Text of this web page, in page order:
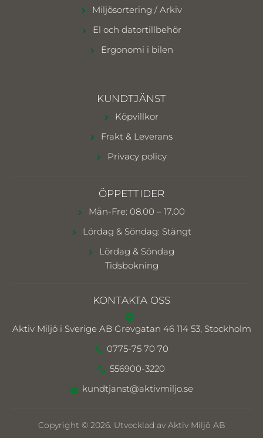
Miljösortering / Arkiv
El och datortillbehör
Ergonomi i bilen
KUNDTJÄNST
Köpvillkor
Frakt & Leverans
Privacy policy
ÖPPETTIDER
Mån-Fre: 08.00 – 17.00
Lördag & Söndag: Stängt
Lördag & Söndag
Tidsbokning
KONTAKTA OSS
Aktiv Miljö i Sverige AB Grevgatan 46 114 53, Stockholm
0775-75 70 70
556900-3220
kundtjanst@aktivmiljo.se
Copyright © 2026. Utvecklad av Aktiv Miljö AB